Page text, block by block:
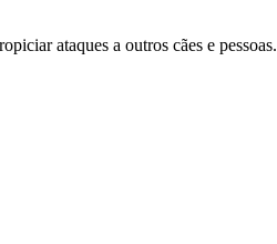
ataques a outros cães e pessoas.